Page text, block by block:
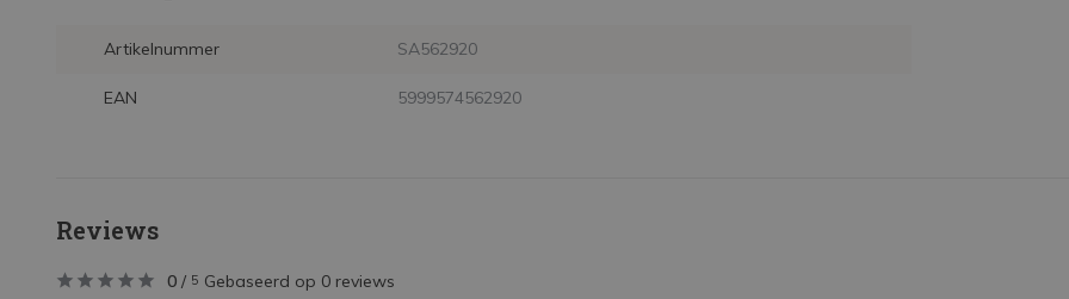
Artikelnummer SA562920
EAN 5999574562920
Reviews
0 / 5 Gebaseerd op 0 reviews